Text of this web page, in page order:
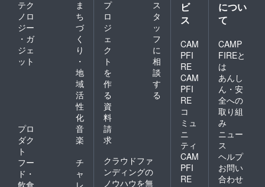
テク
ノロ
ジー
・ガ
ジェ
ット
ま
ち
づ
く
り
・
地
域
活
性
化
プロ
ダク
ト
音
楽
フー
ド・
飲食
チ
ャ
レ
プ
ロ
ジ
ェ
ク
ト
を
作
る
ス
タ
ッ
フ
に
相
談
す
る
資
料
請
求
クラウドファ
ンディングの
ノウハウを無
ビ
ス
CAM
PFI
RE
CAM
PFI
RE
コ
ミュ
ニ
ティ
CAM
PFI
RE
につい
て
CAMP
FIREと
は
あんし
ん・安
全への
取り組
み
ニュー
ス
ヘルプ
お問い
合わせ